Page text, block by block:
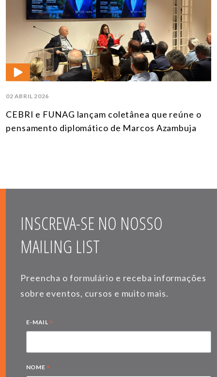
02 ABRIL 2026
CEBRI e FUNAG lançam coletânea que reúne o
pensamento diplomático de Marcos Azambuja
INSCREVA-SE NO NOSSO
MAILING LIST
Preencha o formulário e receba informações
sobre eventos, cursos e muito mais.
E-MAIL *
NOME *